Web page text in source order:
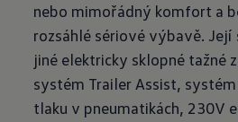
nebo mimořádný komfort a
rozsáhlé sériové výbavě.
jiné elektricky sklopné tažné
systém Trailer Assist,
tlaku v pneumatikách, 230V